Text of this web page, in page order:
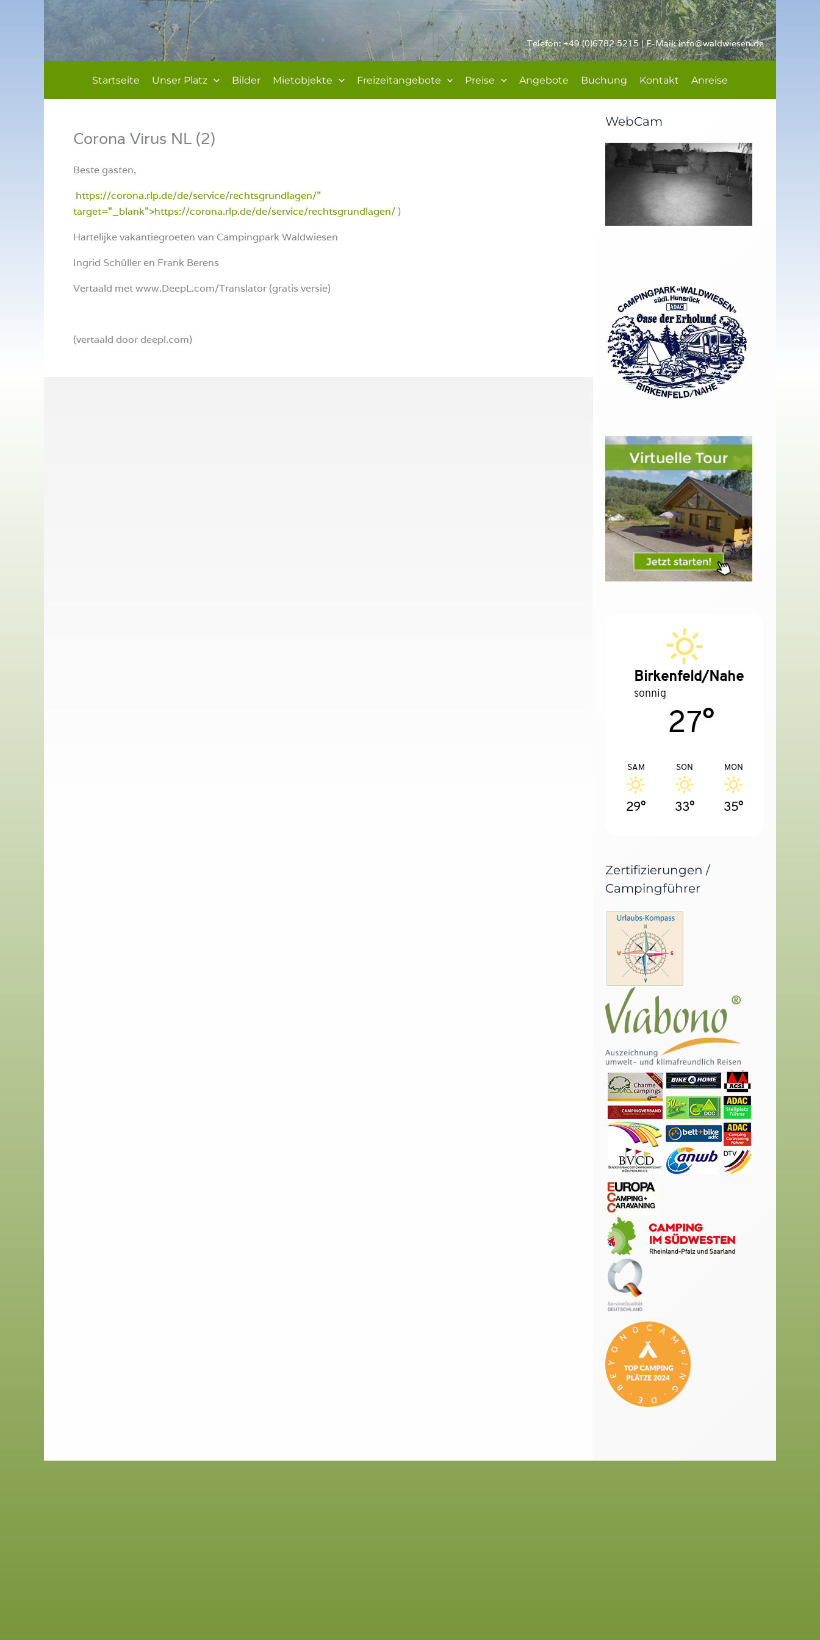
Telefon: +49 (0)6782 5215 | E-Mail:info@waldwiesen.de
Startseite Unser Platz Bilder Mietobjekte Freizeitangebote Preise Angebote Buchung Kontakt Anreise
Corona Virus NL (2)
Beste gasten,
https://corona.rlp.de/de/service/rechtsgrundlagen/”
target=”_blank”>https://corona.rlp.de/de/service/rechtsgrundlagen/)
Hartelijke vakantiegroeten van Campingpark Waldwiesen
Ingrid Schüller en Frank Berens
Vertaald met www.DeepL.com/Translator (gratis versie)
(vertaald door deepl.com)
WebCam
Birkenfeld/Nahe
sonnig
27°
SAM
29°
SON
33°
MON
35°
Zertifizierungen /
Campingführer